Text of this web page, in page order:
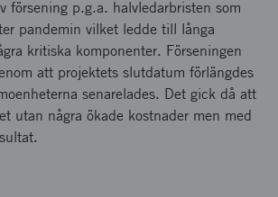
försening p.g.a. halvledarbristen som
pandemin vilket ledde till långa
kritiska komponenter. Förseningen
att projektets slutdatum förlängdes
senarelades. Det gick då att
utan några ökade kostnader men med